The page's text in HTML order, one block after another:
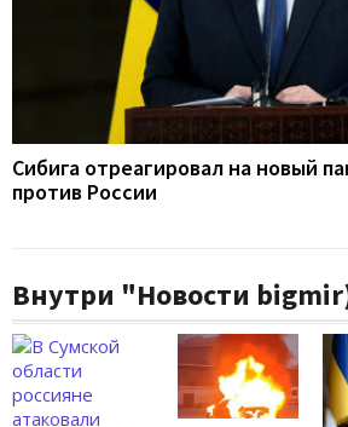
Сибига отреагировал на новый
против России
Внутри "Новости